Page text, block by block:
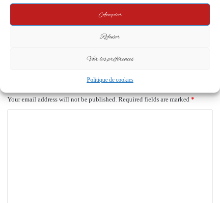
Accepter
Refuser
Voir les préférences
Politique de cookies
Front du NON Objectif dénonce
un projet de concentration des
Your email address will not be published. Required fields are marked*